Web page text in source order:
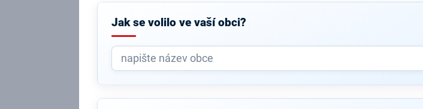
Jak se volilo ve vaší obci?